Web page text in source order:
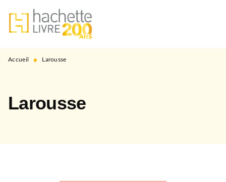
MENU RECHERCHE
PIED DE PAGE
Accueil • Larousse
Larousse